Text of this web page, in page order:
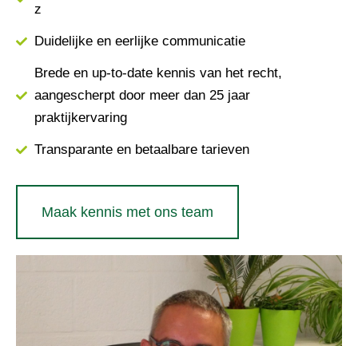
z
Duidelijke en eerlijke communicatie
Brede en up-to-date kennis van het recht,
aangescherpt door meer dan 25 jaar
praktijkervaring
Transparante en betaalbare tarieven
Maak kennis met ons team